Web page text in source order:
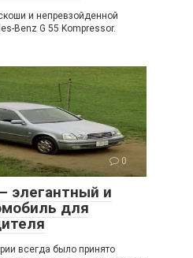
и непревзойденной
Benz G 55 Kompressor.
0
элегантный и
для
всегда было принято